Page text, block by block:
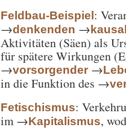
Feldbau-Beispiel:
→denkenden →
Aktivitäten (Säen) als
für spätere Wirkungen
→vorsorgender →
in die Funktion des →
Fetischismus:
im →Kapitalismus,